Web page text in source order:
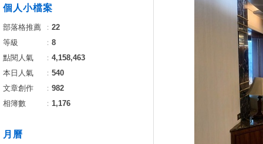
個人小檔案
部落格推薦 ： 22
等級
： 8
點閱人氣
： 4,158,463
本日人氣
： 540
文章創作
： 982
相簿數
： 1,176
月曆